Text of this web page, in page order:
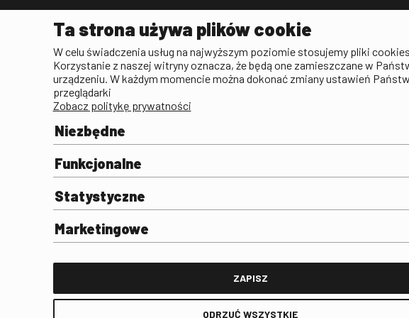
Biogramy.pl. Polski Portal
Filmoteka Szkolna
Olimpiada Wiedzy o Filmie i
Komunikacji Społecznej
Repozytorium Cyfrowe
Wynajem przestrzeni FINA
Aktualności
Publicystyka filmowa
Deklaracja dostępności
Polityka antykorupcyjna
Praca w FINA
Ta strona używa plików cookie
W celu świadczenia usług na najwyższym poziomie stosujemy pliki cookies.
Korzystanie z naszej witryny oznacza, że będą one zamieszczane w
urządzeniu. W każdym momencie można dokonać zmiany ustawień
przeglądarki
Zobacz politykę prywatności
Niezbędne
Funkcjonalne
Statystyczne
Marketingowe
ZAPISZ
ODRZUĆ WSZYSTKIE